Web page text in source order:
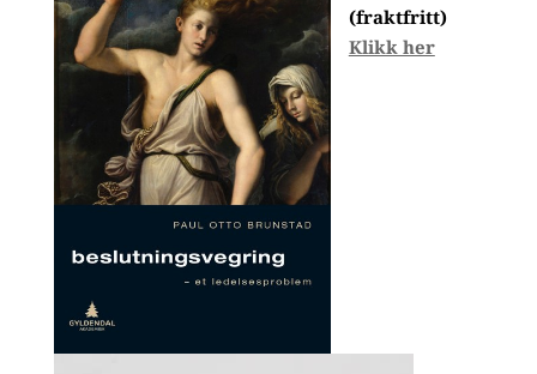
(fraktfritt)
Klikk her